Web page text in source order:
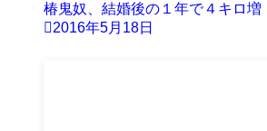
椿鬼奴、結婚後の１年で４キロ増
2016年5月18日